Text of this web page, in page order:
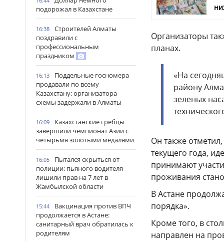
подорожал в Казахстане
16:38
Строителей Алматы
поздравили с
профессиональным
праздником
16:13
Поддельные госномера
продавали по всему
Казахстану: организатора
схемы задержали в Алматы
16:09
Казахстанские гребцы
завершили чемпионат Азии с
четырьмя золотыми медалями
16:05
Пытался скрыться от
полиции: пьяного водителя
лишили прав на 7 лет в
Жамбылской области
15:44
Вакцинация против ВПЧ
продолжается в Астане:
санитарный врач обратилась к
родителям
Организаторы
планах.
«На
району
зеленых
Он также
текущего года,
принимают
проживания
В Астане
порядка».
Кроме того, в
направлен на